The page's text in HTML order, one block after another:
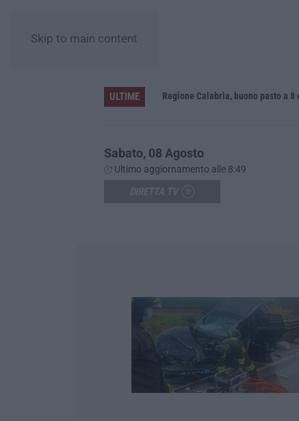
Skip to main content
ULTIME
Gioia Tauro, blitz ad alto impatto alla Ciambra: 24 perquisizioni e 275 persone identificate – VIDEO
Sabato, 08 Agosto
Ultimo aggiornamento alle 8:49